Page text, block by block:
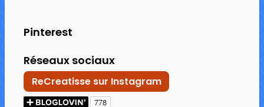
Pinterest
Réseaux sociaux
ReCreatisse sur Instagram